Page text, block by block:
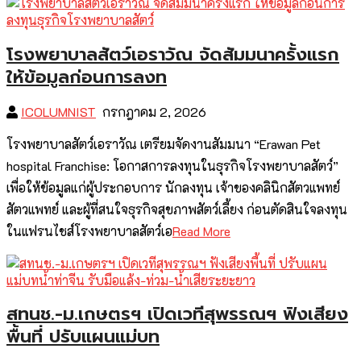
โรงพยาบาลสัตว์เอราวัณ จัดสัมมนาครั้งแรก
ให้ข้อมูลก่อนการลงท
ICOLUMNIST กรกฎาคม 2, 2026
โรงพยาบาลสัตว์เอราวัณ เตรียมจัดงานสัมมนา “Erawan Pet
hospital Franchise: โอกาสการลงทุนในธุรกิจโรงพยาบาลสัตว์”
เพื่อให้ข้อมูลแก่ผู้ประกอบการ นักลงทุน เจ้าของคลินิกสัตวแพทย์
สัตวแพทย์ และผู้ที่สนใจธุรกิจสุขภาพสัตว์เลี้ยง ก่อนตัดสินใจลงทุน
ในแฟรนไชส์โรงพยาบาลสัตว์เอRead More
สทนช.-ม.เกษตรฯ เปิดเวทีสุพรรณฯ ฟังเสียง
พื้นที่ ปรับแผนแม่บท